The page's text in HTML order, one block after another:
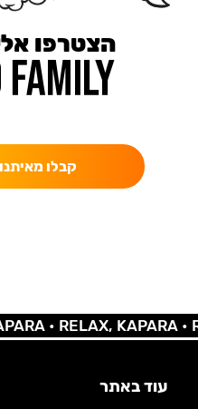
הצטרפו
קבלו
•RELAX, KAPARA •
עוד באתר